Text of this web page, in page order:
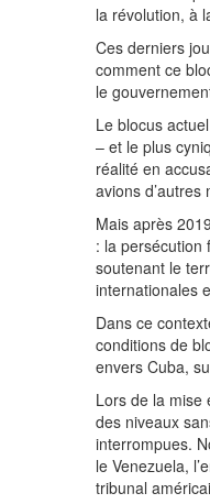
la révolution, à
Ces derniers
comment ce
le
Le blocus
– et le plus
réalité en
avions
Mais après
: la persécution
soutenant le
internationales
Dans ce
conditions de
envers Cuba,
Lors de la mise
des niveaux
interrompues.
le Venezuela,
tribunal